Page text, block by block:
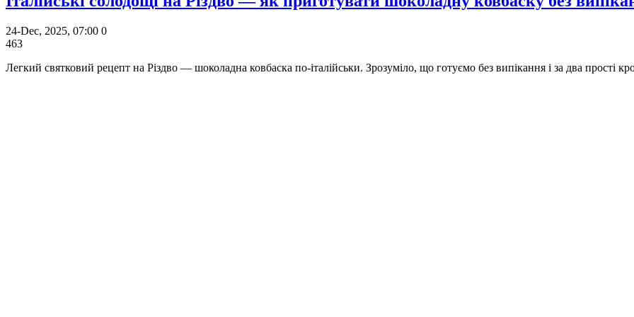
24-Dec, 2025, 07:00 0
463
Легкий святковий рецепт на Різдво — шоколадна ковбаска по-італійськи. Зрозуміло, що готуємо без випікання і за два прості